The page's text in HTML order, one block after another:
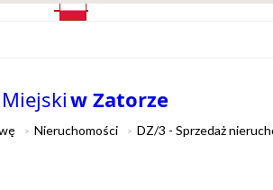
w Zatorze
Nieruchomości DZ/3 - Sprzedaż